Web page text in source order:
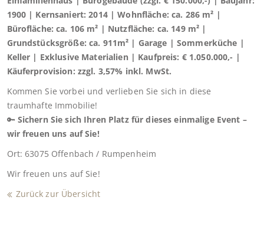
1900 | Kernsaniert: 2014 | Wohnfläche: ca. 286 m² |
Bürofläche: ca. 106 m² | Nutzfläche: ca. 149 m² |
Grundstücksgröße: ca. 911m² | Garage | Sommerküche |
Keller | Exklusive Materialien | Kaufpreis: € 1.050.000,- |
Käuferprovision: zzgl. 3,57% inkl. MwSt.
Kommen Sie vorbei und verlieben Sie sich in diese
traumhafte Immobilie!
🔑 Sichern Sie sich Ihren Platz für dieses einmalige Event –
wir freuen uns auf Sie!
Ort: 63075 Offenbach / Rumpenheim
Wir freuen uns auf Sie!
Zurück zur Übersicht